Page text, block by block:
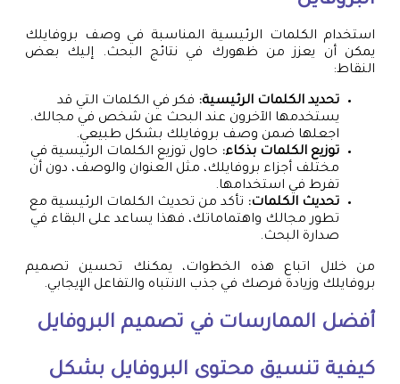
استخدام الكلمات الرئيسية المناسبة في وصف بروفايلك
يمكن أن يعزز من ظهورك في نتائج البحث. إليك بعض
النقاط:
تحديد الكلمات الرئيسية: فكر في الكلمات التي قد
يستخدمها الآخرون عند البحث عن شخص في مجالك.
اجعلها ضمن وصف بروفايلك بشكل طبيعي.
توزيع الكلمات بذكاء: حاول توزيع الكلمات الرئيسية في
مختلف أجزاء بروفايلك، مثل العنوان والوصف، دون أن
تفرط في استخدامها.
تحديث الكلمات: تأكد من تحديث الكلمات الرئيسية مع
تطور مجالك واهتماماتك، فهذا يساعد على البقاء في
صدارة البحث.
من خلال اتباع هذه الخطوات، يمكنك تحسين تصميم
بروفايلك وزيادة فرصك في جذب الانتباه والتفاعل الإيجابي.
أفضل الممارسات في تصميم البروفايل
كيفية تنسيق محتوى البروفايل بشكل